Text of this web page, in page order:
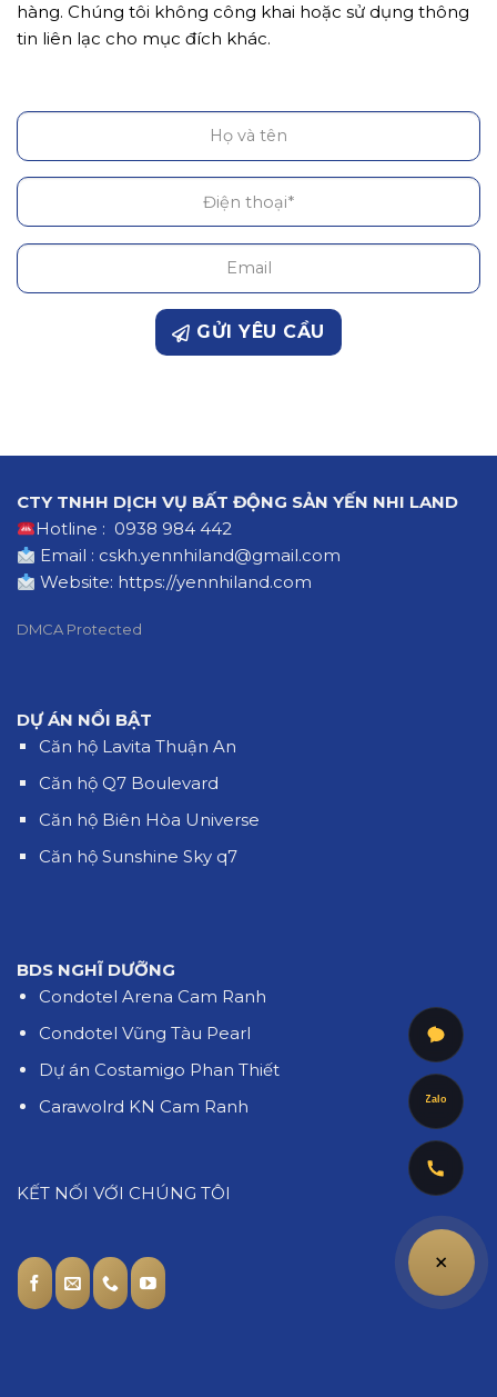
hàng. Chúng tôi không công khai hoặc sử dụng thông
tin liên lạc cho mục đích khác.
GỬI YÊU CẦU
CTY TNHH DỊCH VỤ BẤT ĐỘNG SẢN YẾN NHI LAND
Hotline : 0938 984 442
Email : cskh.yennhiland@gmail.com
Website: https://yennhiland.com
DMCA Protected
DỰ ÁN NỔI BẬT
Căn hộ Lavita Thuận An
Căn hộ Q7 Boulevard
Căn hộ Biên Hòa Universe
Căn hộ Sunshine Sky q7
BDS NGHĨ DƯỠNG
Condotel Arena Cam Ranh
Condotel Vũng Tàu Pearl
Dự án Costamigo Phan Thiết
Carawolrd KN Cam Ranh
KẾT NỐI VỚI CHÚNG TÔI
+
Zalo